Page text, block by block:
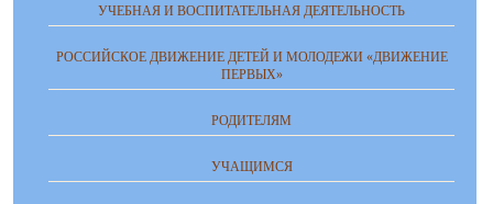
УЧЕБНАЯ И ВОСПИТАТЕЛЬНАЯ ДЕЯТЕЛЬНОСТЬ
РОССИЙСКОЕ ДВИЖЕНИЕ ДЕТЕЙ И МОЛОДЕЖИ «ДВИЖЕНИЕ
ПЕРВЫХ»
РОДИТЕЛЯМ
УЧАЩИМСЯ